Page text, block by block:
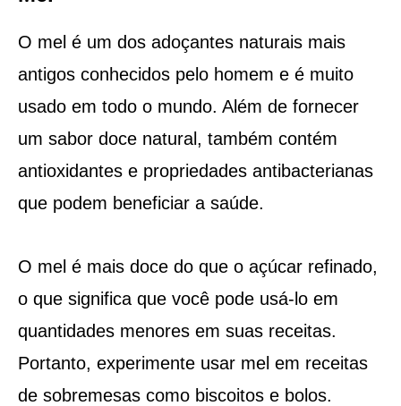
O mel é um dos adoçantes naturais mais
antigos conhecidos pelo homem e é muito
usado em todo o mundo. Além de fornecer
um sabor doce natural, também contém
antioxidantes e propriedades antibacterianas
que podem beneficiar a saúde.
O mel é mais doce do que o açúcar refinado,
o que significa que você pode usá-lo em
quantidades menores em suas receitas.
Portanto, experimente usar mel em receitas
de sobremesas como biscoitos e bolos.